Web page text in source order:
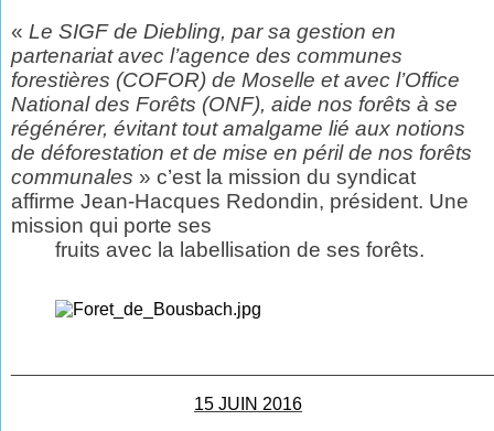
«Le SIGF de Diebling, par sa gestion en
partenariat avec l’agence des communes
forestières (COFOR) de Moselle et avec l’Office
National des Forêts (ONF), aide nos forêts à se
régénérer, évitant tout amalgame lié aux notions
de déforestation et de mise en péril de nos forêts
communales » c’est la mission du syndicat
affirme Jean-Hacques Redondin, président. Une
mission qui porte ses
fruits avec la labellisation de ses forêts.
15 JUIN 2016